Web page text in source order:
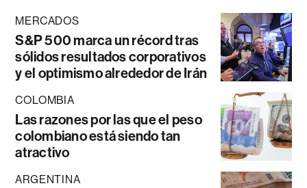
MERCADOS
S&P 500 marca un récord tras
sólidos resultados corporativos
y el optimismo alrededor de Irán
COLOMBIA
Las razones por las que el peso
colombiano está siendo tan
atractivo
ARGENTINA